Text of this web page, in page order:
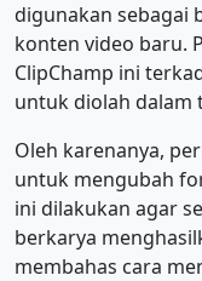
digunakan sebagai
konten video baru.
ClipChamp ini
untuk diolah dalam
Oleh karenanya,
untuk mengubah
ini dilakukan agar
berkarya
membahas cara